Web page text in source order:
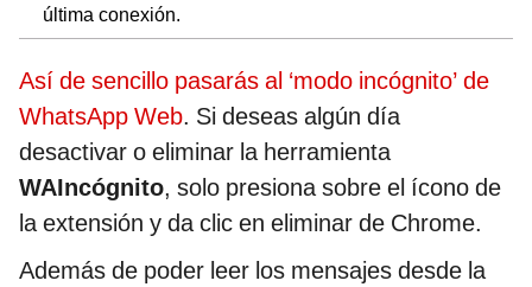
última conexión.
Así de sencillo pasarás al ‘modo incógnito’ de
WhatsApp Web. Si deseas algún día
desactivar o eliminar la herramienta
WAIncógnito, solo presiona sobre el ícono de
la extensión y da clic en eliminar de Chrome.
Además de poder leer los mensajes desde la